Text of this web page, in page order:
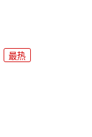
最热